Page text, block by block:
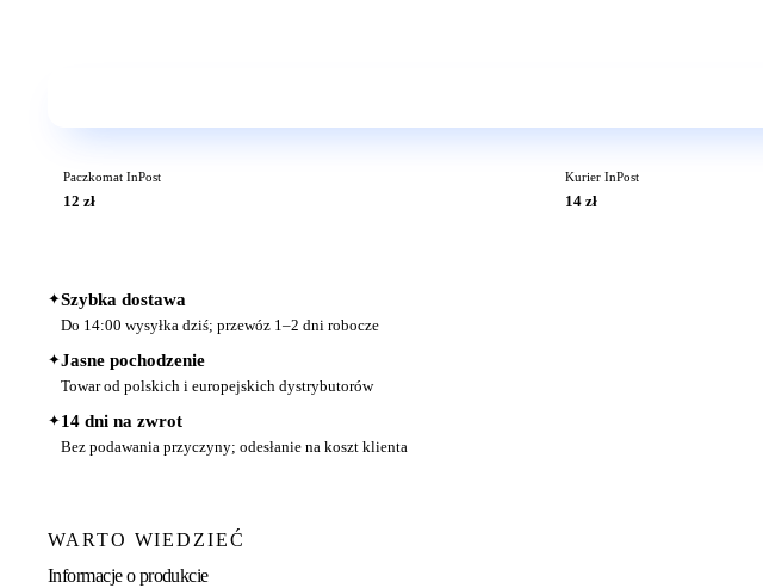
Paczkomat InPost
12 zł
Kurier InPost
14 zł
✦Szybka dostawa
Do 14:00 wysyłka dziś; przewóz 1–2 dni robocze
✦Jasne pochodzenie
Towar od polskich i europejskich dystrybutorów
✦14 dni na zwrot
Bez podawania przyczyny; odesłanie na koszt klienta
WARTO WIEDZIEĆ
Informacje o produkcie